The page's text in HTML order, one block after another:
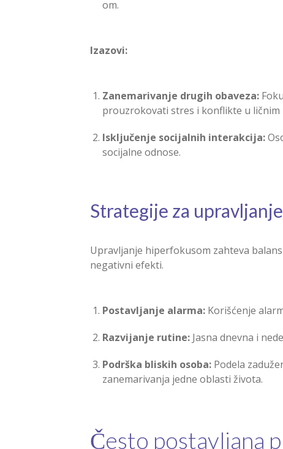
om.
Izazovi:
Zanemarivanje drugih obaveza:
prouzrokovati stres i konflikte u ličnim
Isključenje socijalnih interakcija:
socijalne odnose.
Strategije za
Upravljanje hiperfokusom zahteva
negativni efekti.
Postavljanje alarma: Korišćenje
Razvijanje rutine: Jasna dnevna i
Podrška bliskih osoba: Podela
zanemarivanja jedne oblasti života.
Često postavljana